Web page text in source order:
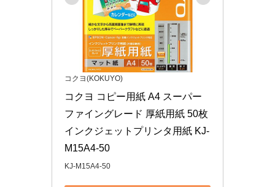
コクヨ(KOKUYO)
コクヨ コピー用紙 A4 スーパー
ファイングレード 厚紙用紙 50枚
インクジェットプリンタ用紙 KJ-
M15A4-50
KJ-M15A4-50